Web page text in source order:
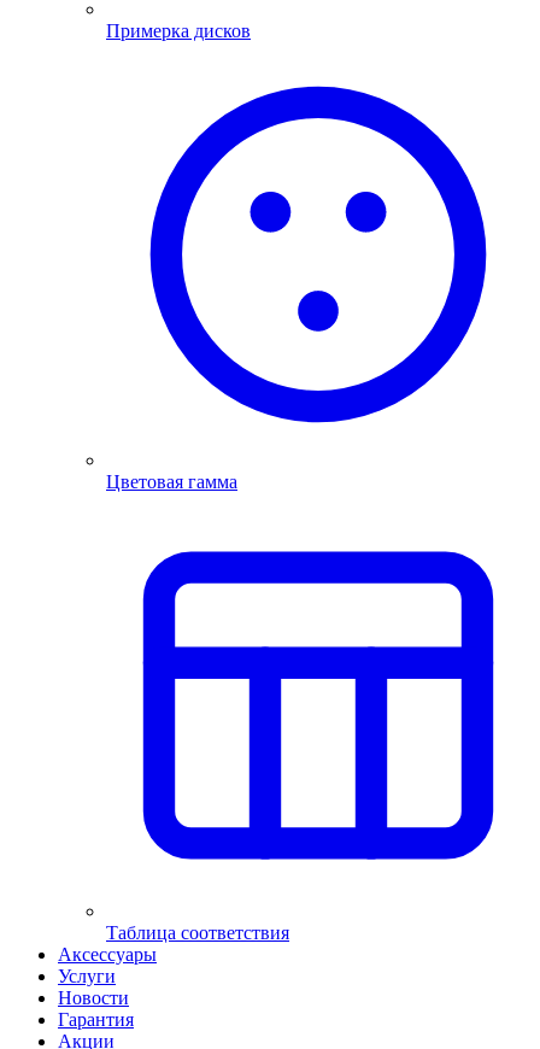
Примерка дисков
Цветовая гамма
Таблица соответствия
Аксессуары
Услуги
Новости
Гарантия
Акции